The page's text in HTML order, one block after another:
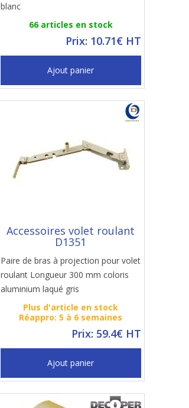
blanc
66 articles en stock
Prix: 10.71€ HT
Ajout panier
Accessoires volet roulant
D1351
Paire de bras à projection pour volet
roulant Longueur 300 mm coloris
aluminium laqué gris
Plus d'article en stock
Réappro: 5 à 6 semaines
Prix: 59.4€ HT
Ajout panier